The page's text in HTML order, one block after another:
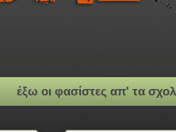
έξω οι φασίστες απ' τα